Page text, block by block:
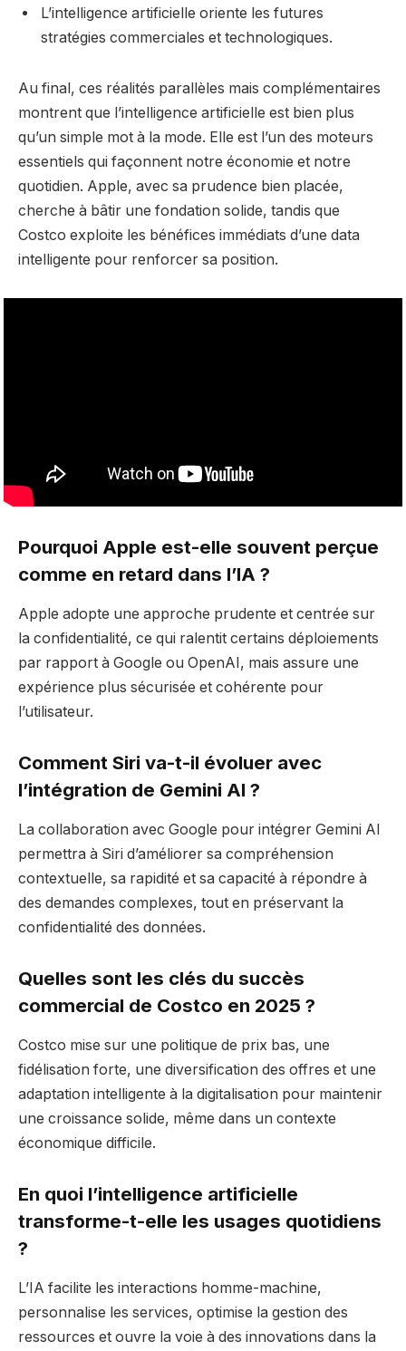
L’intelligence artificielle oriente les futures
stratégies commerciales et technologiques.
Au final, ces réalités parallèles mais complémentaires
montrent que l’intelligence artificielle est bien plus
qu’un simple mot à la mode. Elle est l’un des moteurs
essentiels qui façonnent notre économie et notre
quotidien. Apple, avec sa prudence bien placée,
cherche à bâtir une fondation solide, tandis que
Costco exploite les bénéfices immédiats d’une data
intelligente pour renforcer sa position.
Pourquoi Apple est-elle souvent perçue
comme en retard dans l’IA ?
Apple adopte une approche prudente et centrée sur
la confidentialité, ce qui ralentit certains déploiements
par rapport à Google ou OpenAI, mais assure une
expérience plus sécurisée et cohérente pour
l’utilisateur.
Comment Siri va-t-il évoluer avec
l’intégration de Gemini AI ?
La collaboration avec Google pour intégrer Gemini AI
permettra à Siri d’améliorer sa compréhension
contextuelle, sa rapidité et sa capacité à répondre à
des demandes complexes, tout en préservant la
confidentialité des données.
Quelles sont les clés du succès
commercial de Costco en 2025 ?
Costco mise sur une politique de prix bas, une
fidélisation forte, une diversification des offres et une
adaptation intelligente à la digitalisation pour maintenir
une croissance solide, même dans un contexte
économique difficile.
En quoi l’intelligence artificielle
transforme-t-elle les usages quotidiens
?
L’IA facilite les interactions homme-machine,
personnalise les services, optimise la gestion des
ressources et ouvre la voie à des innovations dans la